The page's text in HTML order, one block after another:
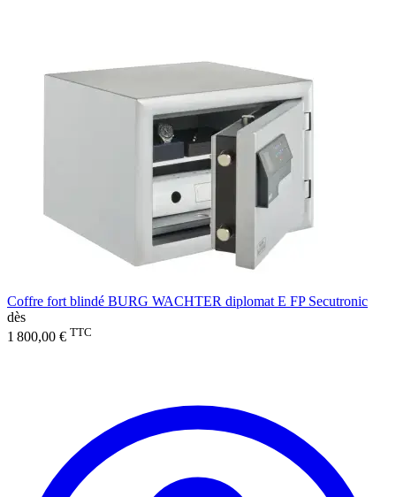
Coffre fort blindé BURG WACHTER diplomat E FP Secutronic
dès
1 800,00 € TTC